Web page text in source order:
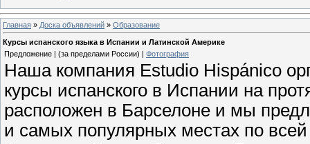
Главная » Доска объявлений » Образование
Курсы испанского языка в Испании и Латинской Америке
Предложение | (за пределами России) | Фотография
Наша компания Estudio Hispánico
курсы испанского в Испании на
расположен в Барселоне и мы
и самых популярных местах по